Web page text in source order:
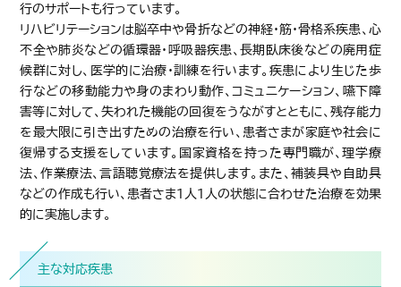
行のサポートも行っています。
リハビリテーションは脳卒中や骨折などの神経・筋・骨格系疾患、心
不全や肺炎などの循環器・呼吸器疾患、長期臥床後などの廃用症
候群に対し、医学的に治療・訓練を行います。疾患により生じた歩
行などの移動能力や身のまわり動作、コミュニケーション、嚥下障
害等に対して、失われた機能の回復をうながすとともに、残存能力
を最大限に引き出すための治療を行い、患者さまが家庭や社会に
復帰する支援をしています。国家資格を持った専門職が、理学療
法、作業療法、言語聴覚療法を提供します。また、補装具や自助具
などの作成も行い、患者さま1人1人の状態に合わせた治療を効果
的に実施します。
主な対応疾患